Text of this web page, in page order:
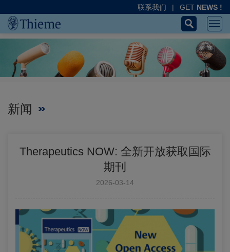
联系我们 | GET NEWS !
新闻
Therapeutics NOW: 全新开放获取国际
期刊
2026-03-14